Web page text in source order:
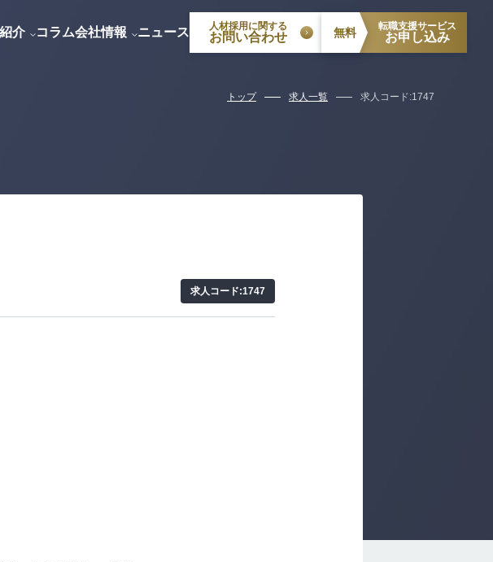
介
コラム会社情報
ニュース
人材採用に関する
お問い合わせ 無料 転職支援サービス
お申し込み
トップ 求人一覧 求人コード:1747
求人コード:1747